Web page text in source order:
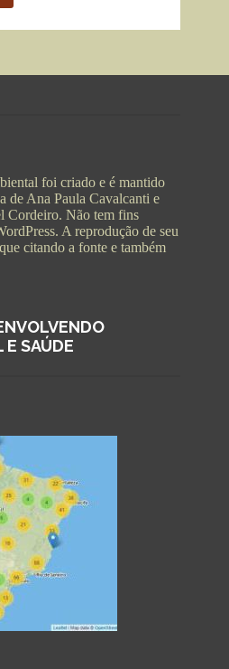
foi criado e é mantido
de Ana Paula Cavalcanti e
Cordeiro. Não tem fins
A reprodução de seu
citando a fonte e também
SAÚDE